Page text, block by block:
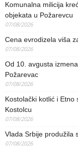
Komunalna milicija
objekata u Požarevcu
07/08/2026
Cena evrodizela viša
07/08/2026
Od 10. avgusta
Požarevac
07/08/2026
Kostolački kotlić i
Kostolcu
07/08/2026
Vlada Srbije produžila
07/08/2026